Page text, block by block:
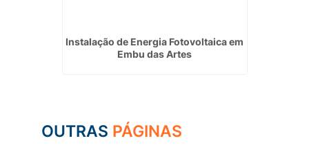
Instalação de Energia Fotovoltaica em
Embu das Artes
OUTRAS PÁGINAS